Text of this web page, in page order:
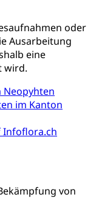
oder
Ausarbeitung
eine
wird.
Neopyhten
im Kanton
Infoflora.ch
von
unilu
Ausbildung
FH
hslu
Ausbildung,
UniLU,